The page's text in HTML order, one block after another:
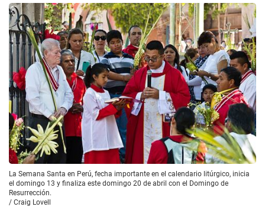
La Semana Santa en Perú, fecha importante en el calendario litúrgico, inicia
el domingo 13 y finaliza este domingo 20 de abril con el Domingo de
Resurrección.
/ Craig Lovell